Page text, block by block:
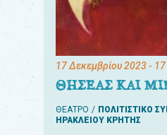
17 Δεκεμβρίου 2023- 17
ΘΗΣΕΑΣ ΚΑΙ
ΘΕΑΤΡΟ
ΠΟΛΙΤΙΣΤΙΚΟ
ΗΡΑΚΛΕΙΟΥ ΚΡΗΤΗΣ